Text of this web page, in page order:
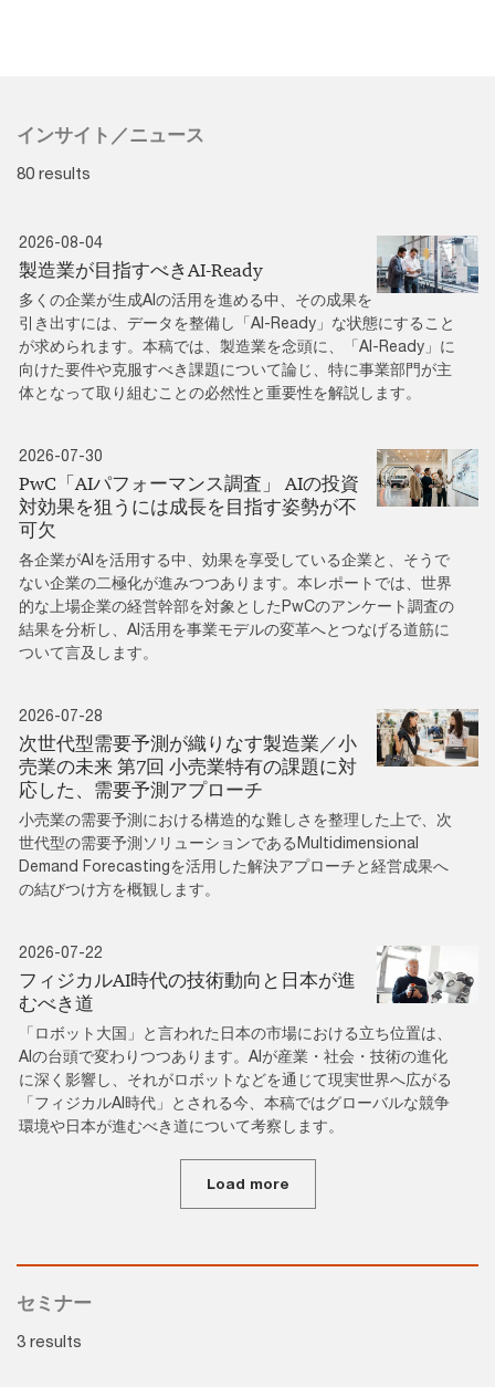
インサイト／ニュース
80 results
2026-08-04
製造業が目指すべきAI-Ready
多くの企業が生成AIの活用を進める中、その成果を
引き出すには、データを整備し「AI-Ready」な状態にすること
が求められます。本稿では、製造業を念頭に、「AI-Ready」に
向けた要件や克服すべき課題について論じ、特に事業部門が主
体となって取り組むことの必然性と重要性を解説します。
2026-07-30
PwC「AIパフォーマンス調査」 AIの投資
対効果を狙うには成長を目指す姿勢が不
可欠
各企業がAIを活用する中、効果を享受している企業と、そうで
ない企業の二極化が進みつつあります。本レポートでは、世界
的な上場企業の経営幹部を対象としたPwCのアンケート調査の
結果を分析し、AI活用を事業モデルの変革へとつなげる道筋に
ついて言及します。
2026-07-28
次世代型需要予測が織りなす製造業／小
売業の未来 第7回 小売業特有の課題に対
応した、需要予測アプローチ
小売業の需要予測における構造的な難しさを整理した上で、次
世代型の需要予測ソリューションであるMultidimensional
Demand Forecastingを活用した解決アプローチと経営成果へ
の結びつけ方を概観します。
2026-07-22
フィジカルAI時代の技術動向と日本が進
むべき道
「ロボット大国」と言われた日本の市場における立ち位置は、
AIの台頭で変わりつつあります。AIが産業・社会・技術の進化
に深く影響し、それがロボットなどを通じて現実世界へ広がる
「フィジカルAI時代」とされる今、本稿ではグローバルな競争
環境や日本が進むべき道について考察します。
Load more
セミナー
3 results